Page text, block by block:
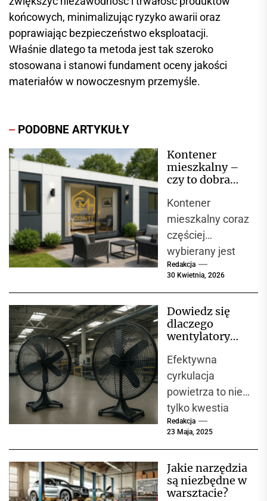
końcowych, minimalizując ryzyko awarii oraz
poprawiając bezpieczeństwo eksploatacji.
Właśnie dlatego ta metoda jest tak szeroko
stosowana i stanowi fundament oceny jakości
materiałów w nowoczesnym przemyśle.
PODOBNE ARTYKUŁY
Kontener
mieszkalny –
czy to dobra
domu?
Kontener
mieszkalny coraz
częściej
wybierany jest
jako alternatywa
Nowoczesne
kontenery
komfort, szybki
montaż i
niższe...
Redakcja
30 Kwietnia, 2026
Dowiedz się
dlaczego
wentylatory
są niezbędne w
każdej hali
produkcyjnej
Efektywna
cyrkulacja
powietrza to nie
tylko kwestia
komfortu, ale
bezpieczeństwa i
wydajności w
Redakcja
23 Maja, 2025
Jakie narzędzia
są niezbędne w
warsztacie?